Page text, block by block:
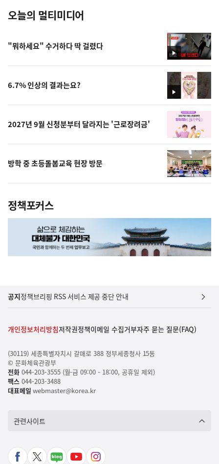
오늘의 멀티미디어
영
상
"뭐하세요" 수거하다 딱 걸렸다
영
상
6.7% 인상의 결과는요?
2027년 9월 신청분부터 달라지는 '근로장려금'
방학 중 초등돌봄교육 현장 방문
정책포커스
공지정책브리핑 RSS 서비스 제공 중단 안내
개인정보처리방침저작권정책이메일 수집거부자주 묻는 질문(FAQ)
(30119) 세종특별자치시 갈매로 388 정부세종청사 15동
© 문화체육관광부
전화044-203-3555 (월-금 09:00 - 18:00, 공휴일 제외)
팩스044-203-3488
대표메일 webmaster@korea.kr
관련사이트
페 X 네 유 인